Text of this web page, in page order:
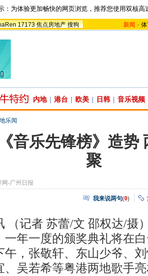
：为体验更加畅快的网页浏览，推荐您使用双核高
17173 焦点房地产 搜狗 新闻 -
内地 港台 欧美 日韩 音乐视频
乐闻
音乐先锋榜》造势
聚
网-广州日报
我来说两句(0)
记者 苏蕾/文 邵权达/摄
一年一度的颁奖典礼将在
午，张敬轩、东山少爷、
、吴若希等粤港两地歌手